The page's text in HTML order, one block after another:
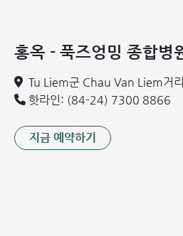
시 소요되는 막대한 치료비와 입원
또한 질병 치료에 드는 시간과 노력
백을 최소화합니다. 아울러 예방접
화하고 사망률을 획기적으로 낮춰
어린이 필수 예방접종 가이
홍옥 - 푹즈엉밍 종합병
Tu Liem군 Chau Van Liem거
핫라인: (84-24) 7300 8866
지금 예약하기